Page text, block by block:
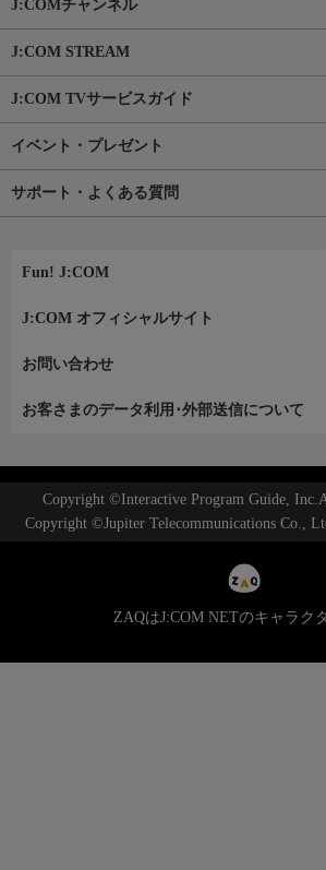
J:COMチャンネル
J:COM STREAM
J:COM TVサービスガイド
イベント・プレゼント
サポート・よくある質問
Fun! J:COM
J:COM オフィシャルサイト
お問い合わせ
お客さまのデータ利用･外部送信について
Copyright ©Interactive Program Guide,
Copyright ©Jupiter Telecommunications Co.,
ZAQはJ:COM NETのキャラク